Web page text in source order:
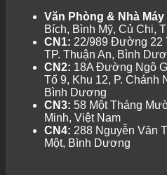
Văn Phòng & Nhà Máy
Bích, Bình Mỹ, Củ Chi,
CN1: 22/989 Đường 22
TP. Thuận An, Bình
CN2: 18A Đường Ngô
Tổ 9, Khu 12, P. Chánh
Bình Dương
CN3: 58 Một Tháng
Minh, Việt Nam
CN4: 288 Nguyễn Văn
Một, Bình Dương